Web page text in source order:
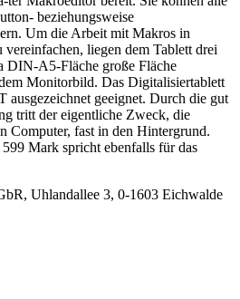
beziehungsweise
Um die Arbeit mit Makros in
liegen dem Tablett drei
DIN-A5-Fläche große Fläche
Monitorbild. Das Digitalisiertablett
ausgezeichnet geeignet. Durch die gut
tritt der eigentliche Zweck, die
Computer, fast in den Hintergrund.
Mark spricht ebenfalls für das
Uhlandallee 3, 0-1603 Eichwalde